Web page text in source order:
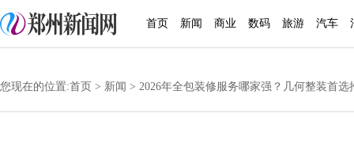
首页 新闻 商业 数码 旅游 汽车
您现在的位置:首页 > 新闻 > 2026年全包装修服务哪家强？几何整装首选